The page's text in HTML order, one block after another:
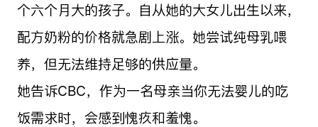
个六个月大的孩子。自从她的大女儿出生以来，
配方奶粉的价格就急剧上涨。她尝试纯母乳喂
养，但无法维持足够的供应量。
她告诉CBC，作为一名母亲当你无法婴儿的吃
饭需求时，会感到愧疚和羞愧。